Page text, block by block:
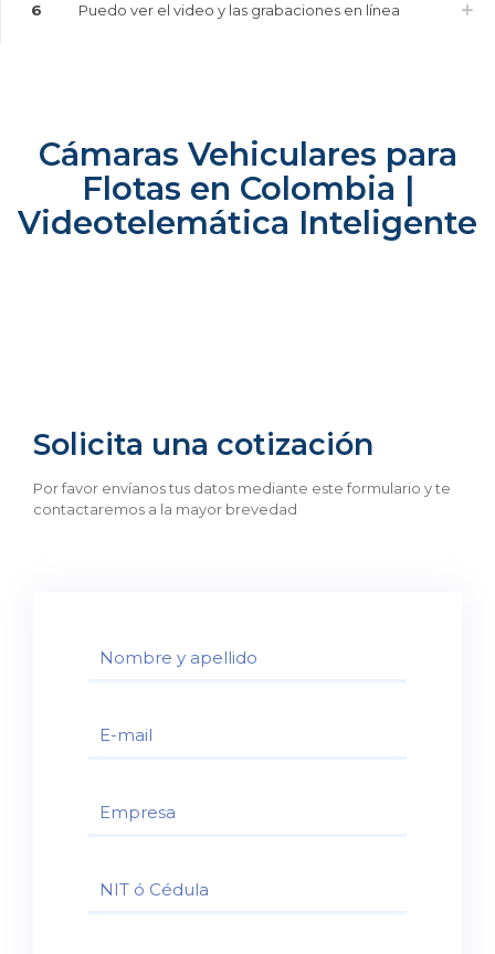
6 Puedo ver el video y las grabaciones en línea
Cámaras Vehiculares para
Flotas en Colombia |
Videotelemática Inteligente
Solicita una cotización
Por favor envíanos tus datos mediante este formulario y te
contactaremos a la mayor brevedad